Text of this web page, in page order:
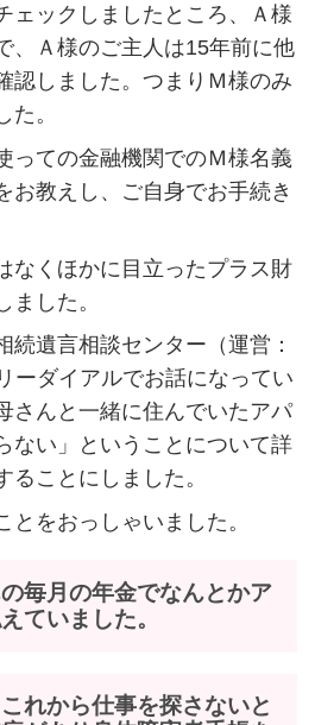
ェックしましたところ、Ａ様
、Ａ様のご主人は15年前に他
認しました。つまりＭ様のみ
。
ての金融機関でのＭ様名義
お教えし、ご自身でお手続き
なくほかに目立ったプラス財
ました。
遺言相談センター（運営：
ーダイアルでお話になってい
さんと一緒に住んでいたアパ
ない」ということについて詳
ることにしました。
をおっしゃいました。
の毎月の年金でなんとかア
ていました。
れから仕事を探さないと